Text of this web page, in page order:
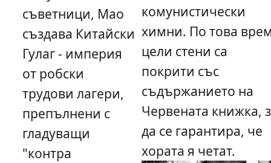
съветници, Мао
създава Китайски
Гулаг - империя
от робски
трудови лагери,
препълнени с
гладуващи
"контра
комунистически
химни. По това
цели стени са
покрити със
съдържанието на
Червената книжка,
да се гарантира, че
хората я четат.